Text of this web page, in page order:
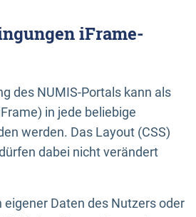
iFrame-
des NUMIS-Portals kann als
in jede beliebige
werden. Das Layout (CSS)
dabei nicht verändert
eigener Daten des Nutzers oder